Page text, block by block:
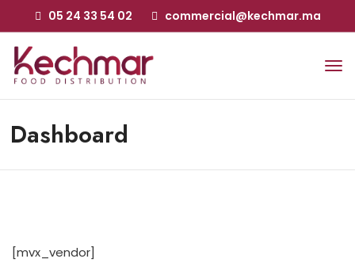
05 24 33 54 02 commercial@kechmar.ma
Dashboard
[mvx_vendor]